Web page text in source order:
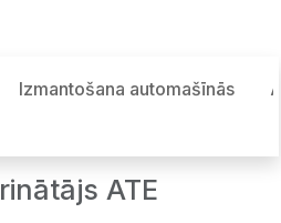
Izmantošana automašīnās
ATE